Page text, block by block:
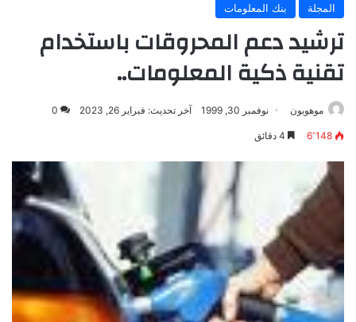
المجلة بنك المعلومات
ترشيد دعم المحروقات باستخدام
تقنية ذكية المعلومات..
موهوبون نوفمبر 30, 1999 آخر تحديث: فبراير 26, 2023 0
6٬148